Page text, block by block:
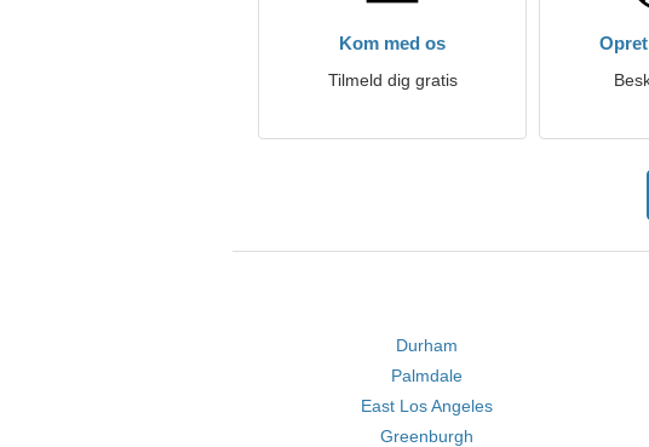
Kom med os
Tilmeld dig gratis
Durham
Palmdale
East Los Angeles
Greenburgh